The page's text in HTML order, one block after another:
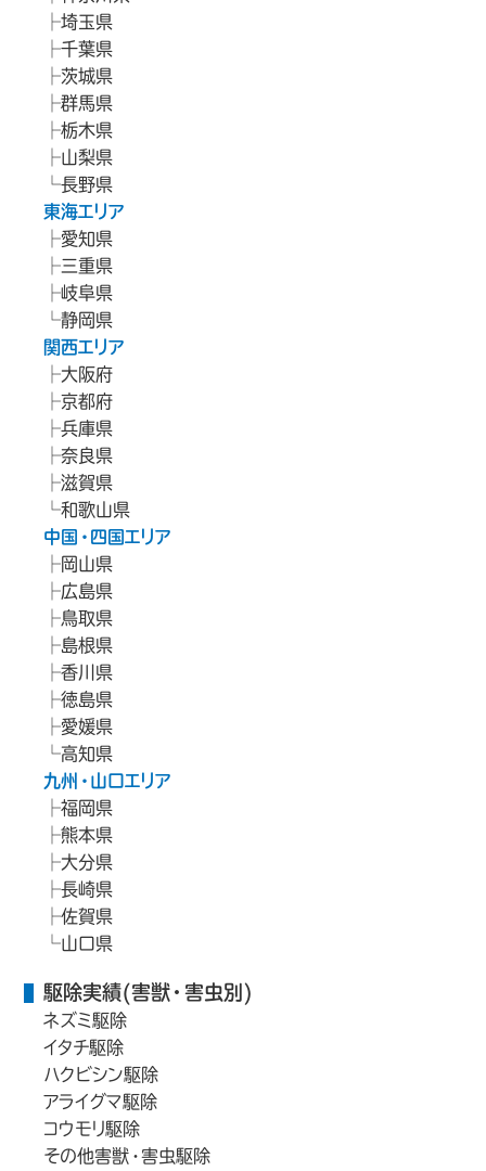
埼玉県
千葉県
茨城県
群馬県
栃木県
山梨県
長野県
東海エリア
愛知県
三重県
岐阜県
静岡県
関西エリア
大阪府
京都府
兵庫県
奈良県
滋賀県
和歌山県
中国・四国エリア
岡山県
広島県
鳥取県
島根県
香川県
徳島県
愛媛県
高知県
九州・山口エリア
福岡県
熊本県
大分県
長崎県
佐賀県
山口県
駆除実績(害獣・害虫別)
ネズミ駆除
イタチ駆除
ハクビシン駆除
アライグマ駆除
コウモリ駆除
その他害獣・害虫駆除